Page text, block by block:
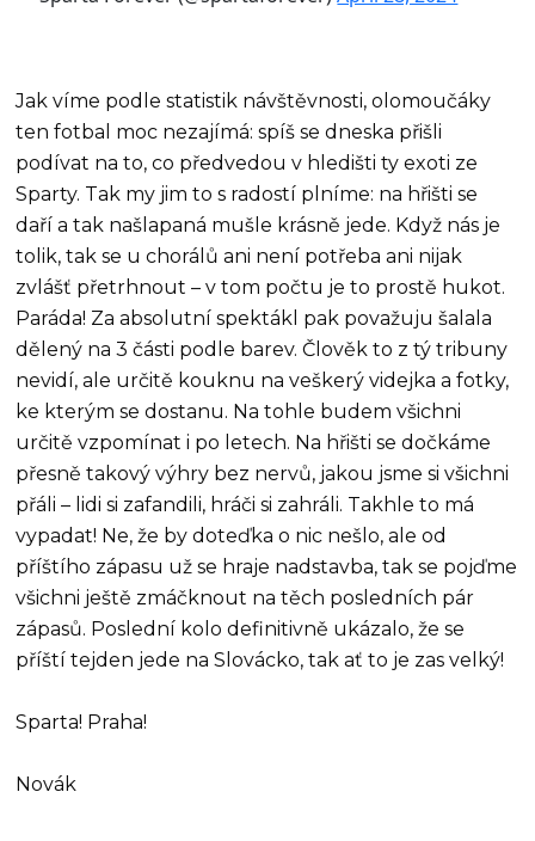
Jak víme podle statistik návštěvnosti, olomoučáky
ten fotbal moc nezajímá: spíš se dneska přišli
podívat na to, co předvedou v hledišti ty exoti ze
Sparty. Tak my jim to s radostí plníme: na hřišti se
daří a tak našlapaná mušle krásně jede. Když nás je
tolik, tak se u chorálů ani není potřeba ani nijak
zvlášť přetrhnout – v tom počtu je to prostě hukot.
Paráda! Za absolutní spektákl pak považuju šalala
dělený na 3 části podle barev. Člověk to z tý tribuny
nevidí, ale určitě kouknu na veškerý videjka a fotky,
ke kterým se dostanu. Na tohle budem všichni
určitě vzpomínat i po letech. Na hřišti se dočkáme
přesně takový výhry bez nervů, jakou jsme si všichni
přáli – lidi si zafandili, hráči si zahráli. Takhle to má
vypadat! Ne, že by doteďka o nic nešlo, ale od
příštího zápasu už se hraje nadstavba, tak se pojďme
všichni ještě zmáčknout na těch posledních pár
zápasů. Poslední kolo definitivně ukázalo, že se
příští tejden jede na Slovácko, tak ať to je zas velký!
Sparta! Praha!
Novák